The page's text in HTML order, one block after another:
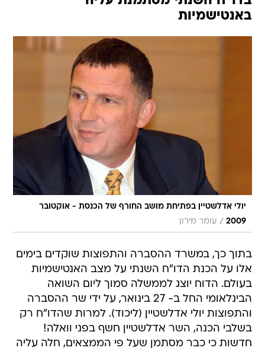
באנטישמיות
יולי אדלשטיין בפתיחת מושב החורף של הכנסת - אוקטובר
2009
/ עומר מירון
בתוך כך, במשרד ההסברה והתפוצות שוקדים בימים
אלו על הכנת הדו"ח השנתי על מצב האנטישמיות
בעולם. הדוח יוצג לממשלה סמוך ליום השואה
הבינלאומי החל ב- 27 בינואר, על ידי שר ההסברה
והתפוצות יולי אדלשטיין (ליכוד). למרות שהדו"ח רק
בשלבי הכנה, השר אדלשטיין חשף בפני וואלה!
חדשות כי כבר מסתמן שעל פי הממצאים, חלה עליה